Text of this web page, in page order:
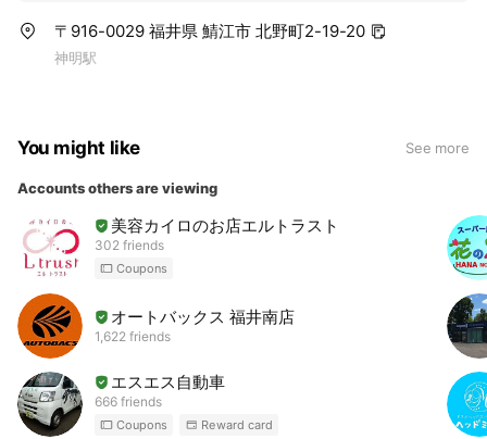
〒916-0029 福井県 鯖江市 北野町2-19-20
神明駅
You might like See more
Accounts others are viewing
美容カイロのお店エルトラスト
302 friends
Coupons
オートバックス 福井南店
1,622 friends
エスエス自動車
666 friends
Coupons Reward card